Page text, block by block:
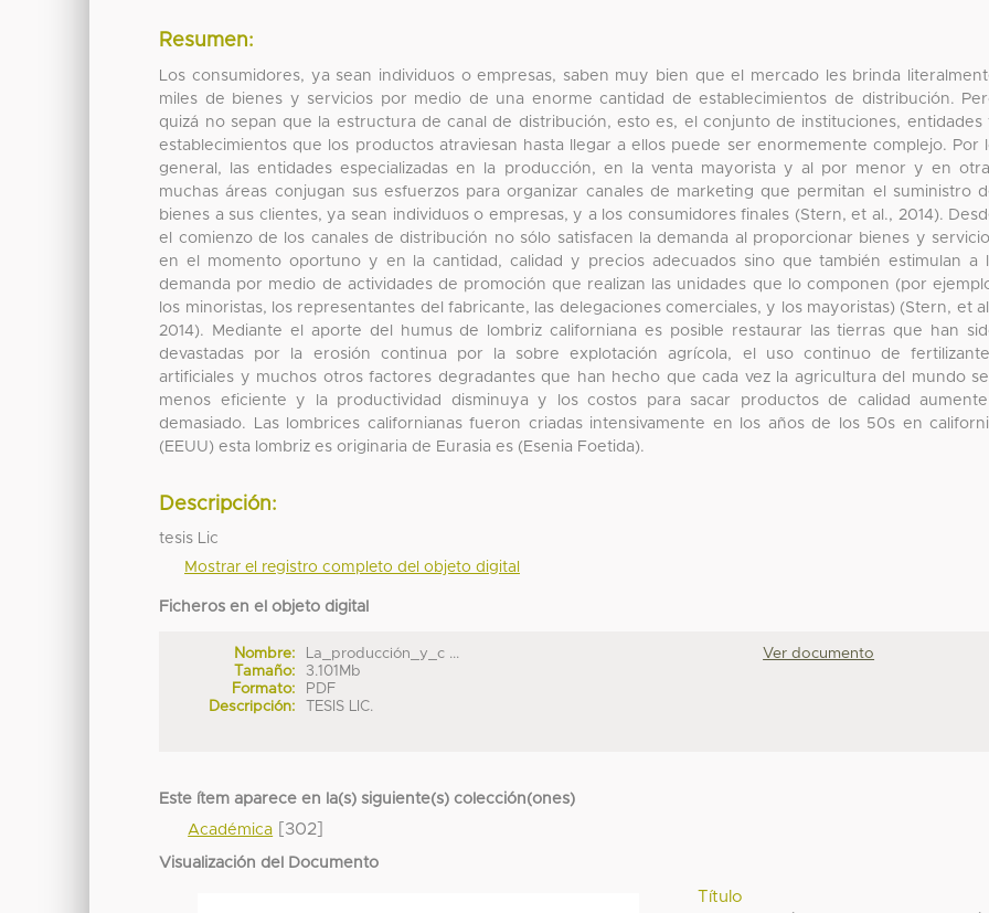
Resumen:
Los consumidores, ya sean individuos o empresas, saben muy bien que el mercado les brinda
miles de bienes y servicios por medio de una enorme cantidad de establecimientos de distribución.
quizá no sepan que la estructura de canal de distribución, esto es, el conjunto de instituciones, entidades
establecimientos que los productos atraviesan hasta llegar a ellos puede ser enormemente complejo. Por
general, las entidades especializadas en la producción, en la venta mayorista y al por menor y en
muchas áreas conjugan sus esfuerzos para organizar canales de marketing que permitan el suministro
bienes a sus clientes, ya sean individuos o empresas, y a los consumidores finales (Stern, et al., 2014).
el comienzo de los canales de distribución no sólo satisfacen la demanda al proporcionar bienes y
en el momento oportuno y en la cantidad, calidad y precios adecuados sino que también estimulan a
demanda por medio de actividades de promoción que realizan las unidades que lo componen (por
los minoristas, los representantes del fabricante, las delegaciones comerciales, y los mayoristas) (Stern, et
2014). Mediante el aporte del humus de lombriz californiana es posible restaurar las tierras que han
devastadas por la erosión continua por la sobre explotación agrícola, el uso continuo de
artificiales y muchos otros factores degradantes que han hecho que cada vez la agricultura del mundo
menos eficiente y la productividad disminuya y los costos para sacar productos de calidad
demasiado. Las lombrices californianas fueron criadas intensivamente en los años de los 50s en
(EEUU) esta lombriz es originaria de Eurasia es (Esenia Foetida).
Descripción:
tesis Lic
Mostrar el registro completo del objeto digital
Ficheros en el objeto digital
Nombre:
La_producción_y_c ...
Tamaño:
3.101Mb
Formato:
PDF
Descripción:
TESIS LIC.
Ver documento
Este ítem aparece en la(s) siguiente(s) colección(ones)
Académica [302]
Visualización del Documento
Título